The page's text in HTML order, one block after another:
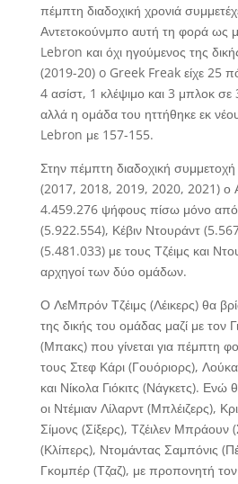
πέμπτη διαδοχική χρονιά
Αντετοκούνμπο αυτή τη φορά ως
Lebron και όχι ηγούμενος της
(2019-20) o Greek Freak είχε 25
4 ασίστ, 1 κλέψιμο και 3 μπλοκ
αλλά η ομάδα του ηττήθηκε εκ
Lebron με 157-155.
Στην πέμπτη διαδοχική
(2017, 2018, 2019, 2020, 2021) ο
4.459.276 ψήφους πίσω μόνο από
(5.922.554), Κέβιν Ντουράντ
(5.481.033) με τους Τζέιμς και
αρχηγοί των δύο ομάδων.
Ο ΛεΜπρόν Τζέιμς (Λέικερς) θα
της δικής του ομάδας μαζί με τον
(Μπακς) που γίνεται για πέμπτη
τους Στεφ Κάρι (Γουόριορς),
και Νίκολα Γιόκιτς (Νάγκετς). Ενώ
οι Ντέμιαν Λίλαρντ (Μπλέιζερς),
Σίμονς (Σίξερς), Τζέιλεν Μπράουν
(Κλίπερς), Ντομάντας Σαμπόνις
Γκομπέρ (Τζαζ), με προπονητή τον